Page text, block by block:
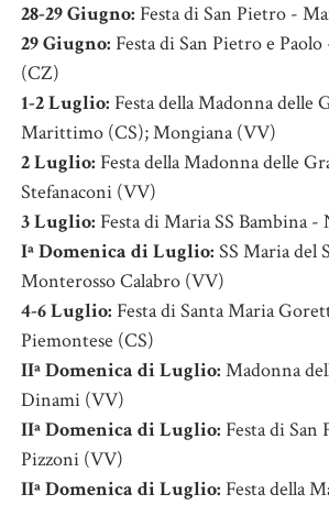
28-29 Giugno: Festa di San Pietro -
29 Giugno: Festa di San Pietro e
(CZ)
1-2 Luglio: Festa della Madonna delle
Marittimo (CS); Mongiana (VV)
2 Luglio: Festa della Madonna delle
Stefanaconi (VV)
3 Luglio: Festa di Maria SS Bambina
Iª Domenica di Luglio: SS Maria del
Monterosso Calabro (VV)
4-6 Luglio: Festa di Santa Maria
Piemontese (CS)
IIª Domenica di Luglio: Madonna
Dinami (VV)
IIª Domenica di Luglio: Festa di San
Pizzoni (VV)
IIª Domenica di Luglio: Festa della